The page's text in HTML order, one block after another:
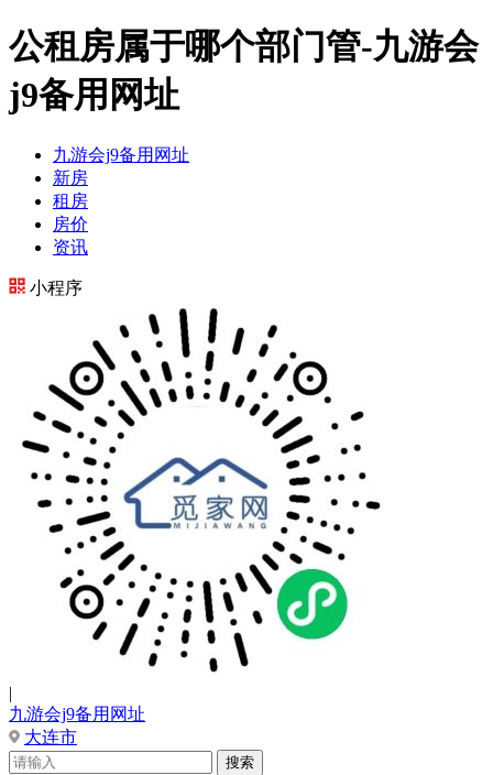
公租房属于哪个部门管-九游会
j9备用网址
九游会j9备用网址
新房
租房
房价
资讯
小程序
|
九游会j9备用网址
大连市